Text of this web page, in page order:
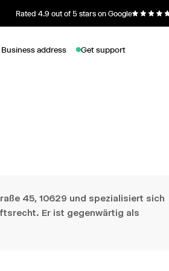
Rated 4.9 out of 5 stars on Google
Business address Get support
45, 10629 und spezialisiert sich
Er ist gegenwärtig als